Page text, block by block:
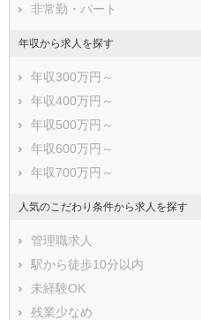
非常勤・パート
年収から求人を探す
年収300万円～
年収400万円～
年収500万円～
年収600万円～
年収700万円～
人気のこだわり条件から求人を探す
管理職求人
駅から徒歩10分以内
未経験OK
残業少なめ